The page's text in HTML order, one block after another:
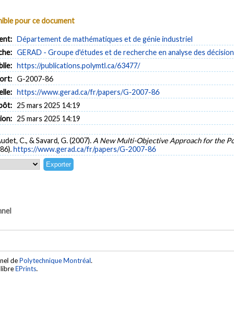
pour ce document
Département de mathématiques et de génie industriel
GERAD - Groupe d'études et de recherche en analyse des
https://publications.polymtl.ca/63477/
G-2007-86
https://www.gerad.ca/fr/papers/G-2007-86
25 mars 2025 14:19
25 mars 2025 14:19
C., & Savard, G. (2007). A New Multi-Objective Approach for the
https://www.gerad.ca/fr/papers/G-2007-86
dePolytechnique Montréal.
libreEPrints.